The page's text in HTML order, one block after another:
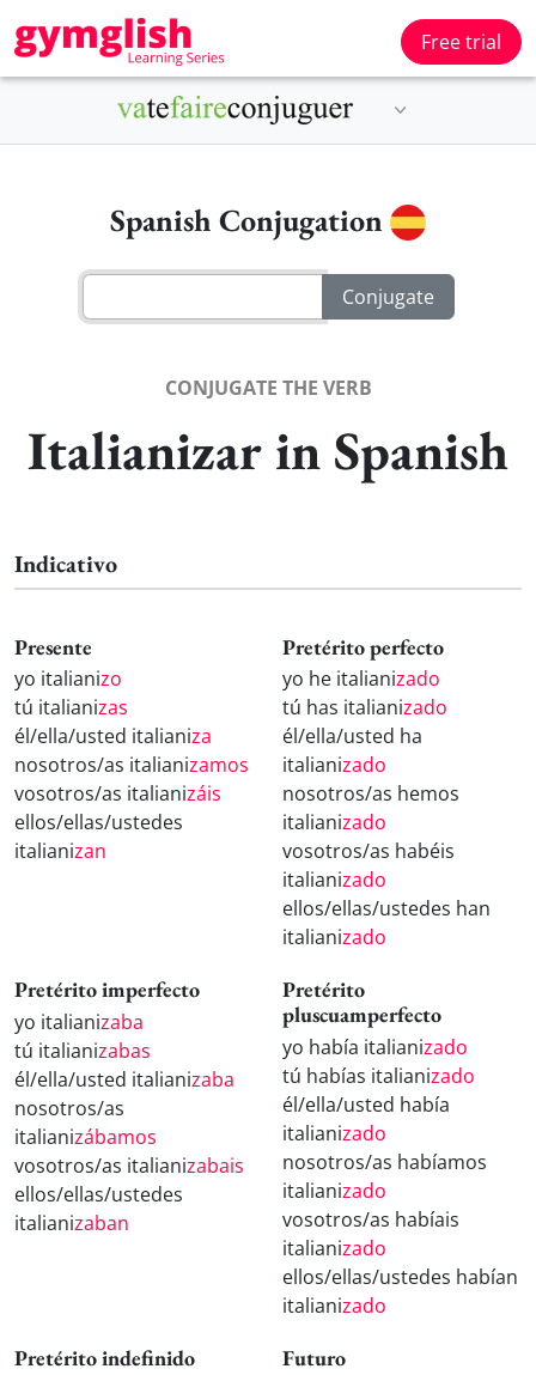
Free trial
Spanish Conjugation
CONJUGATE THE VERB
Italianizar in Spanish
Indicativo
Presente
yo italianizo
tú italianizas
él/ella/usted italianiza
nosotros/as italianizamos
vosotros/as italianizáis
ellos/ellas/ustedes
italianizan
Pretérito perfecto
yo he italianizado
tú has italianizado
él/ella/usted ha
italianizado
nosotros/as hemos
italianizado
vosotros/as habéis
italianizado
ellos/ellas/ustedes han
italianizado
Pretérito imperfecto
yo italianizaba
tú italianizabas
él/ella/usted italianizaba
nosotros/as
italianizábamos
vosotros/as italianizabais
ellos/ellas/ustedes
italianizaban
Pretérito
pluscuamperfecto
yo había italianizado
tú habías italianizado
él/ella/usted había
italianizado
nosotros/as habíamos
italianizado
vosotros/as habíais
italianizado
ellos/ellas/ustedes habían
italianizado
Pretérito indefinido Futuro